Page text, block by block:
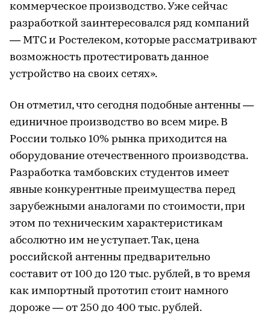
коммерческое производство. Уже сейчас
разработкой заинтересовался ряд компаний
— МТС и Ростелеком, которые рассматривают
возможность протестировать данное
устройство на своих сетях».
Он отметил, что сегодня подобные антенны —
единичное производство во всем мире. В
России только 10% рынка приходится на
оборудование отечественного производства.
Разработка тамбовских студентов имеет
явные конкурентные преимущества перед
зарубежными аналогами по стоимости, при
этом по техническим характеристикам
абсолютно им не уступает. Так, цена
российской антенны предварительно
составит от 100 до 120 тыс. рублей, в то время
как импортный прототип стоит намного
дороже — от 250 до 400 тыс. рублей.